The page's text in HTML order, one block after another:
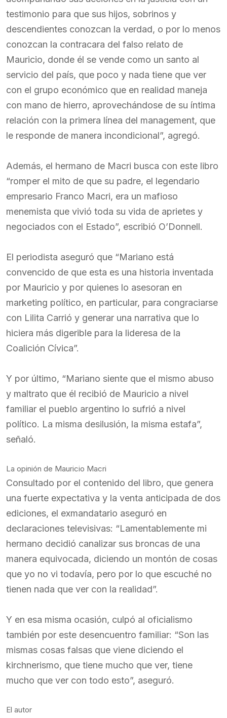
testimonio para que sus hijos, sobrinos y
descendientes conozcan la verdad, o por lo menos
conozcan la contracara del falso relato de
Mauricio, donde él se vende como un santo al
servicio del país, que poco y nada tiene que ver
con el grupo económico que en realidad maneja
con mano de hierro, aprovechándose de su íntima
relación con la primera línea del management, que
le responde de manera incondicional”, agregó.
Además, el hermano de Macri busca con este libro
“romper el mito de que su padre, el legendario
empresario Franco Macri, era un mafioso
menemista que vivió toda su vida de aprietes y
negociados con el Estado”, escribió O’Donnell.
El periodista aseguró que “Mariano está
convencido de que esta es una historia inventada
por Mauricio y por quienes lo asesoran en
marketing político, en particular, para congraciarse
con Lilita Carrió y generar una narrativa que lo
hiciera más digerible para la lideresa de la
Coalición Cívica”.
Y por último, “Mariano siente que el mismo abuso
y maltrato que él recibió de Mauricio a nivel
familiar el pueblo argentino lo sufrió a nivel
político. La misma desilusión, la misma estafa”,
señaló.
La opinión de Mauricio Macri
Consultado por el contenido del libro, que genera
una fuerte expectativa y la venta anticipada de dos
ediciones, el exmandatario aseguró en
declaraciones televisivas: “Lamentablemente mi
hermano decidió canalizar sus broncas de una
manera equivocada, diciendo un montón de cosas
que yo no vi todavía, pero por lo que escuché no
tienen nada que ver con la realidad”.
Y en esa misma ocasión, culpó al oficialismo
también por este desencuentro familiar: “Son las
mismas cosas falsas que viene diciendo el
kirchnerismo, que tiene mucho que ver, tiene
mucho que ver con todo esto”, aseguró.
El autor